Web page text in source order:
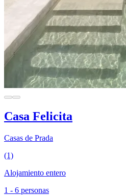
Casa Felicita
Casas de Prada
(1)
Alojamiento entero
1 - 6 personas